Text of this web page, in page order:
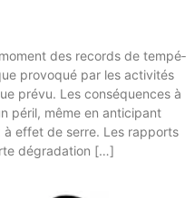
des records de tem­pé­
pro­vo­qué par les acti­vi­tés
pré­vu. Les consé­quences à
péril, même en anti­ci­pant
à effet de serre. Les rap­ports
dégradation […]